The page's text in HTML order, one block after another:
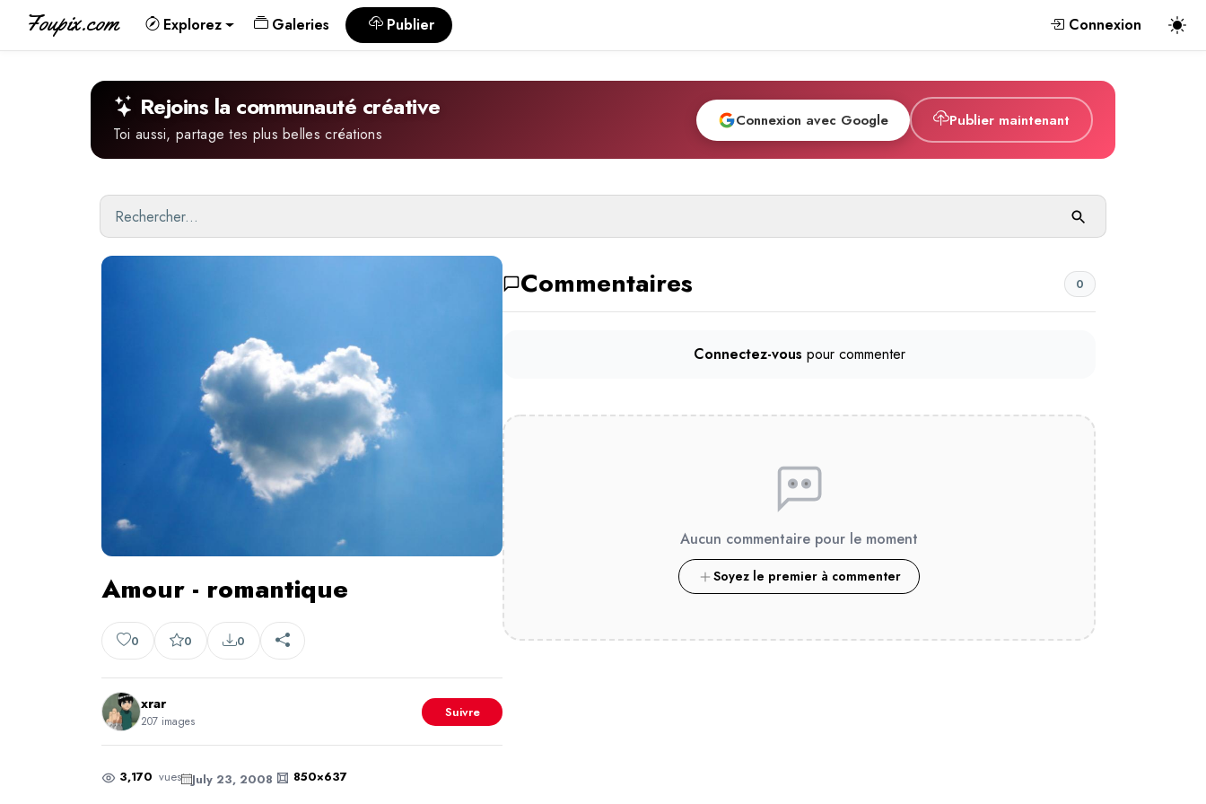
Foupix.com Explorez Galeries Publier Connexion
Rejoins la communauté créative
Toi aussi, partage tes plus belles créations
Connexion avec Google Publier maintenant
Amour - romantique
0 0 0
xrar
207 images
Suivre
3,170 vues July 23, 2008 850×637
Commentaires 0
Connectez-vous pour commenter
Aucun commentaire pour le moment
Soyez le premier à commenter